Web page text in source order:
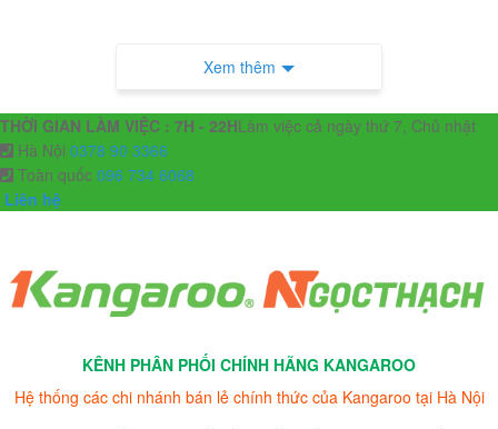
Xem thêm
THỜI GIAN LÀM VIỆC : 7H - 22HLàm việc cả ngày thứ 7, Chủ nhật
Hà Nội 0378 90 3366
Toàn quốc 096 734 6068
Liên hệ
KÊNH PHÂN PHỐI CHÍNH HÃNG KANGAROO
Hệ thống các chi nhánh bán lẻ chính thức của Kangaroo tại Hà Nội